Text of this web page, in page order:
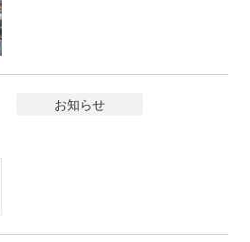
お知らせ